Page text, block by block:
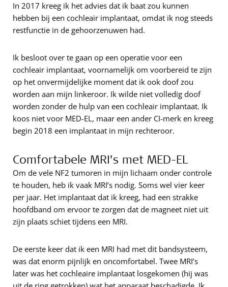
In 2017 kreeg ik het advies dat ik baat zou kunnen
hebben bij een cochleair implantaat, omdat ik nog steeds
restfunctie in de gehoorzenuwen had.
Ik besloot over te gaan op een operatie voor een
cochleair implantaat, voornamelijk om voorbereid te zijn
op het onvermijdelijke moment dat ik ook doof zou
worden aan mijn linkeroor. Ik wilde niet volledig doof
worden zonder de hulp van een cochleair implantaat. Ik
koos niet voor MED-EL, maar een ander CI-merk en kreeg
begin 2018 een implantaat in mijn rechteroor.
Comfortabele MRI’s met MED-EL
Om de vele NF2 tumoren in mijn lichaam onder controle
te houden, heb ik vaak MRI’s nodig. Soms wel vier keer
per jaar. Het implantaat dat ik kreeg, had een strakke
hoofdband om ervoor te zorgen dat de magneet niet uit
zijn plaats schiet tijdens een MRI.
De eerste keer dat ik een MRI had met dit bandsysteem,
was dat enorm pijnlijk en oncomfortabel. Twee MRI’s
later was het cochleaire implantaat losgekomen (hij was